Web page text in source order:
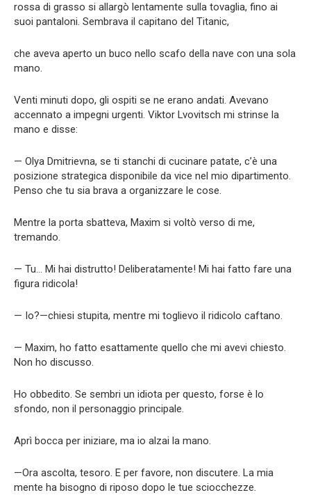
rossa di grasso si allargò lentamente sulla tovaglia, fino ai
suoi pantaloni. Sembrava il capitano del Titanic,
che aveva aperto un buco nello scafo della nave con una sola
mano.
Venti minuti dopo, gli ospiti se ne erano andati. Avevano
accennato a impegni urgenti. Viktor Lvovitsch mi strinse la
mano e disse:
— Olya Dmitrievna, se ti stanchi di cucinare patate, c’è una
posizione strategica disponibile da vice nel mio dipartimento.
Penso che tu sia brava a organizzare le cose.
Mentre la porta sbatteva, Maxim si voltò verso di me,
tremando.
— Tu… Mi hai distrutto! Deliberatamente! Mi hai fatto fare una
figura ridicola!
— Io?—chiesi stupita, mentre mi toglievo il ridicolo caftano.
— Maxim, ho fatto esattamente quello che mi avevi chiesto.
Non ho discusso.
Ho obbedito. Se sembri un idiota per questo, forse è lo
sfondo, non il personaggio principale.
Aprì bocca per iniziare, ma io alzai la mano.
—Ora ascolta, tesoro. E per favore, non discutere. La mia
mente ha bisogno di riposo dopo le tue sciocchezze.